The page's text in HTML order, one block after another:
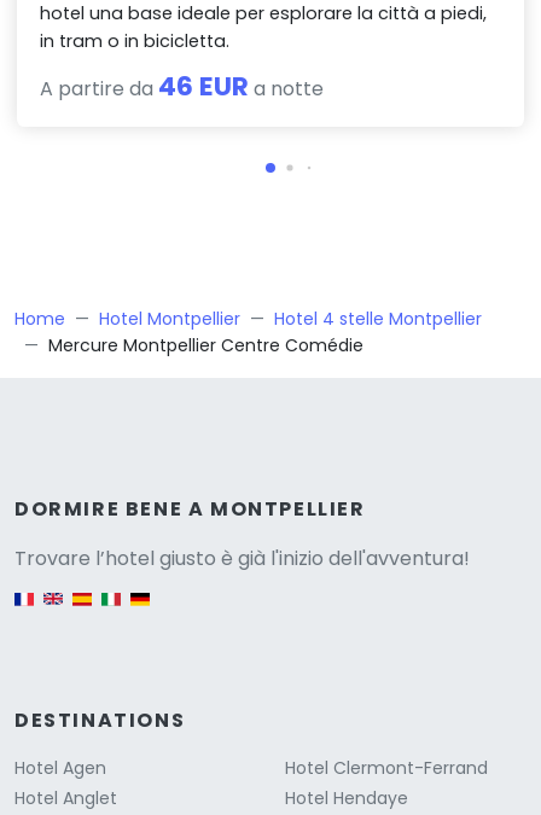
hotel una base ideale per esplorare la città a piedi,
in tram o in bicicletta.
A partire da 46 EUR a notte
Home Hotel Montpellier
Hotel 4 stelle Montpellier
Mercure Montpellier Centre Comédie
DORMIRE BENE A MONTPELLIER
Trovare l’hotel giusto è già l'inizio dell'avventura!
English version
DESTINATIONS
Hotel Agen
Hotel Anglet
Hotel Clermont-Ferrand
Hotel Hendaye